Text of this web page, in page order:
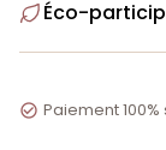
Éco-
 Paiement